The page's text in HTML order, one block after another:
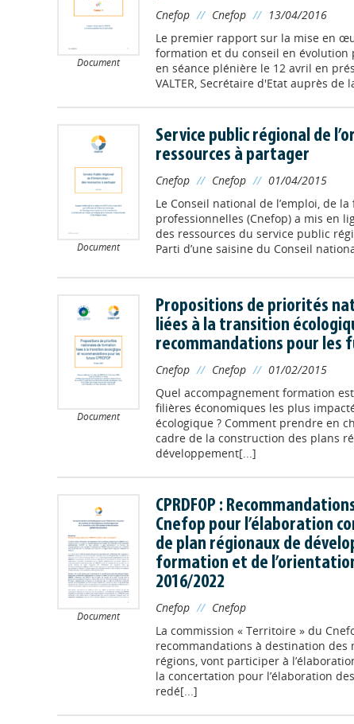
Document
Cnefop // Cnefop // 13/04/2016
Le premier rapport sur la mise en
formation et du conseil en évolution
en séance plénière le 12 avril en
VALTER, Secrétaire d'Etat auprès
Document
Service public régional de
ressources à partager
Cnefop // Cnefop // 01/04/2015
Le Conseil national de l’emploi, de
professionnelles (Cnefop) a mis en
des ressources du service public
Parti d’une saisine du Conseil
Document
Propositions de priorités
liées à la transition
recommandations pour les
Cnefop // Cnefop // 01/02/2015
Quel accompagnement formation
filières économiques les plus
écologique ? Comment prendre en
cadre de la construction des plans
développement[...]
Document
CPRDFOP :
Cnefop pour l’élaboration
de plan régionaux de
formation et de
2016/2022
Cnefop // Cnefop
La commission « Territoire » du
recommandations à destination des
régions, vont participer à
la concertation pour l’élaboration des
redé[...]